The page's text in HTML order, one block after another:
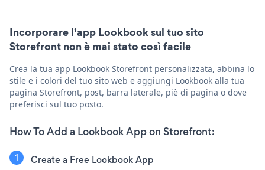
Incorporare l'app Lookbook sul tuo sito
Storefront non è mai stato così facile
Crea la tua app Lookbook Storefront personalizzata, abbina lo
stile e i colori del tuo sito web e aggiungi Lookbook alla tua
pagina Storefront, post, barra laterale, piè di pagina o dove
preferisci sul tuo posto.
How To Add a Lookbook App on Storefront:
Create a Free Lookbook App